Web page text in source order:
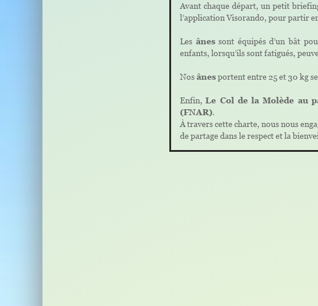
Avant chaque départ, un petit
l’application Visorando, pour partir
Les ânessont équipés d’un bât
enfants, lorsqu’ils sont fatigués,
Nosânesportent entre 25 et 30 kg
Enfin,Le Col de la Molède au
(FNAR).
À travers cette charte, nous nous
de partage dans le respect et la